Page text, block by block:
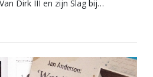
Dirk III en zijn Slag bij